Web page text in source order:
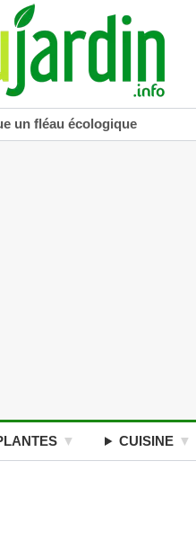
un fléau écologique
CUISINE